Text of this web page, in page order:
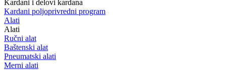
Kardani i delovi kardana
Kardani poljoprivredni program
Alati
Alati
Ručni alat
Baštenski alat
Pneumatski alati
Merni alati